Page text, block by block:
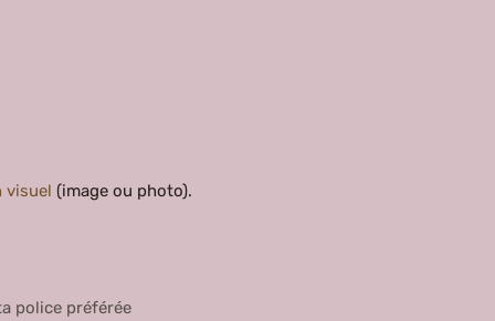
visuel (image ou photo).
police préférée